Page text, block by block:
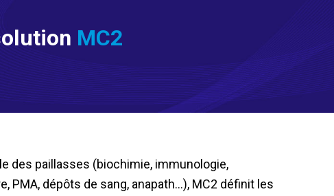
MC2
des paillasses (biochimie, immunologie,
PMA, dépôts de sang, anapath…), MC2 définit les